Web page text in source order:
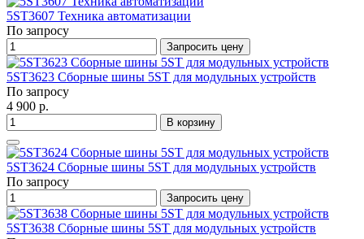
5ST3607 Техника автоматизации
По запросу
Запросить цену
5ST3623 Сборные шины 5ST для модульных устройств
По запросу
4 900 р.
В корзину
5ST3624 Сборные шины 5ST для модульных устройств
По запросу
Запросить цену
5ST3638 Сборные шины 5ST для модульных устройств